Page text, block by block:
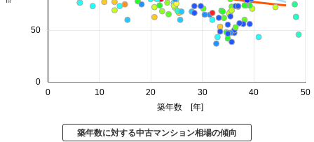
0 10 20 30 40 50
0
50
築年数 [年]
築年数に対する中古マンション相場の傾向